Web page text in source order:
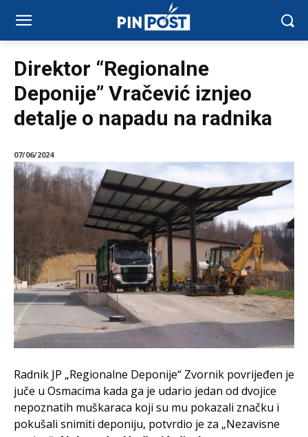
Direktor “Regionalne
Deponije” Vračević iznjeo
detalje o napadu na radnika
07/06/2024
Radnik JP „Regionalne Deponije“ Zvornik povrijeđen je
juče u Osmacima kada ga je udario jedan od dvojice
nepoznatih muškaraca koji su mu pokazali značku i
pokušali snimiti deponiju, potvrdio je za „Nezavisne